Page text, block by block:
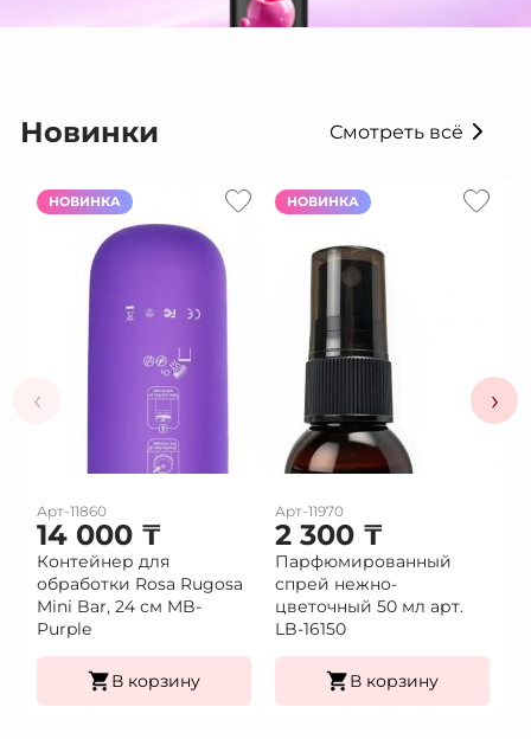
Новинки Смотреть всё
‹
НОВИНКА
Арт-11860
14 000 ₸
Контейнер для
обработки Rosa Rugosa
Mini Bar, 24 см MB-
Purple
В корзину
НОВИНКА
Арт-11970
2 300 ₸
Парфюмированный
спрей нежно-
цветочный 50 мл арт.
LB-16150
В корзину
›